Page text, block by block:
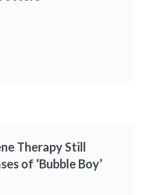
Therapy Still
of ‘Bubble Boy’